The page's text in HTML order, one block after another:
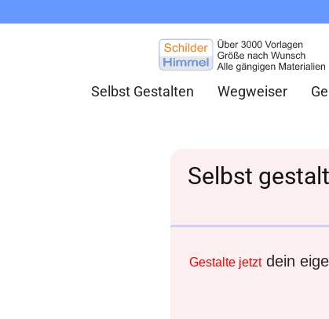
Selbst Gestalten Wegweiser
Selbst
Gestalte jetztdein